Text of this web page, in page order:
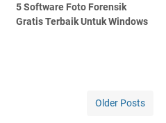
5 Software Foto Forensik
Gratis Terbaik Untuk Windows
Older Posts